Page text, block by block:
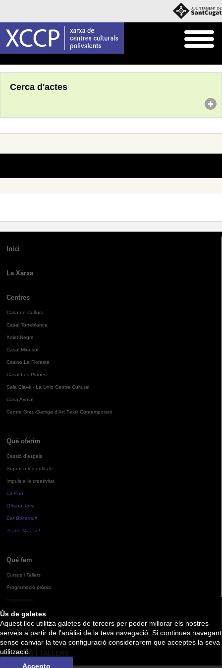
Ús de galetes
Aquest lloc utilitza galetes de tercers per poder millorar els nostres
serveis a partir de l'anàlisi de la teva navegació. Si continues navegant
sense canviar la teva configuració considerarem que acceptes la seva
utilització.
Accepto
Cerca d'actes
Inici
La Xarxa
Centres
Casa de Cultura
Casal Torreblanca
Xalet Negre
Casal Mira-sol
Casino La Floresta
Casal Les Planes
Sala Clavé - La Unió Centre Cultural
Casa Aymat
Centre Grau-Garriga d'Art Tèxtil Contemporani
Què oferim
Cessió d'espais
Suport a les entitats
Impuls a la creativitat
La Pua
Oficina Jove
Bar Bocamoll
Teatre Mira-sol
Què fem
Cursos i Tallers
Programació pròpia
Agenda
CURSOS I TALLERS